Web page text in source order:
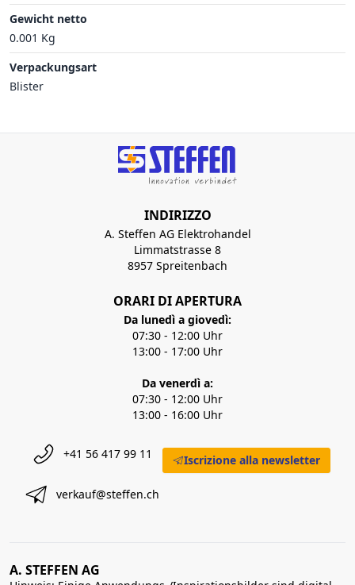
Gewicht netto
0.001 Kg
Verpackungsart
Blister
INDIRIZZO
A. Steffen AG Elektrohandel
Limmatstrasse 8
8957 Spreitenbach
ORARI DI APERTURA
Da lunedì a giovedì:
07:30 - 12:00 Uhr
13:00 - 17:00 Uhr
Da venerdì a:
07:30 - 12:00 Uhr
13:00 - 16:00 Uhr
+41 56 417 99 11
verkauf@steffen.ch
Iscrizione alla newsletter
A. STEFFEN AG